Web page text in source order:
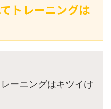
トレーニングは
ーニングはキツイけ